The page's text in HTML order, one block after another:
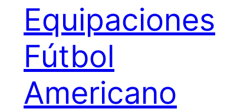
Equipaciones
Fútbol
Americano